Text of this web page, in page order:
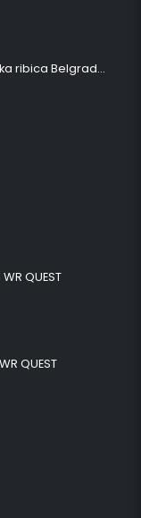
Šetač srednji NATUR silikonska ribica Belgrade Walker
QUEST
QUEST